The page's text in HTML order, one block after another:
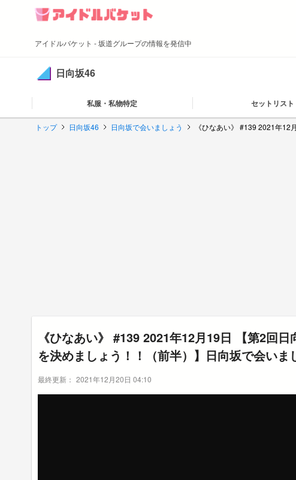
アイドルバケット - 坂道グループの情報を発信中
日向坂46
私服・私物特定 セットリスト
トップ 日向坂46 日向坂で会いましょう 《ひなあい》 #139 2021年12
《ひなあい》 #139 2021年12月19日 【第2回
を決めましょう！！（前半）】日向坂で会いま
最終更新： 2021年12月20日 04:10